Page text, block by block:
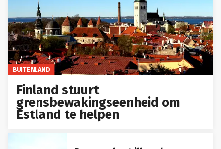
BUITENLAND
Finland stuurt
grensbewakingseenheid om
Estland te helpen